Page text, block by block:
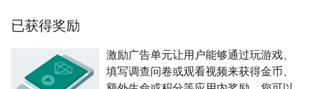
已获得奖励
激励广告单元让用户能够通过玩游戏、
填写调查问卷或观看视频来获得金币、